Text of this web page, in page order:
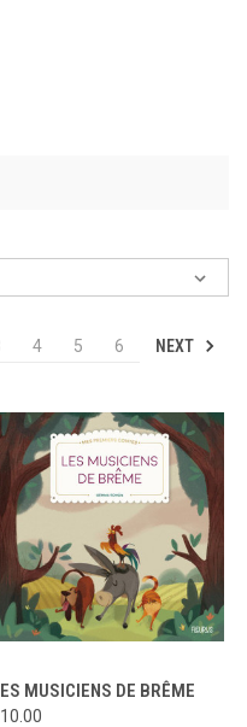
4 5 6 NEXT
MUSICIENS DE BRÊME